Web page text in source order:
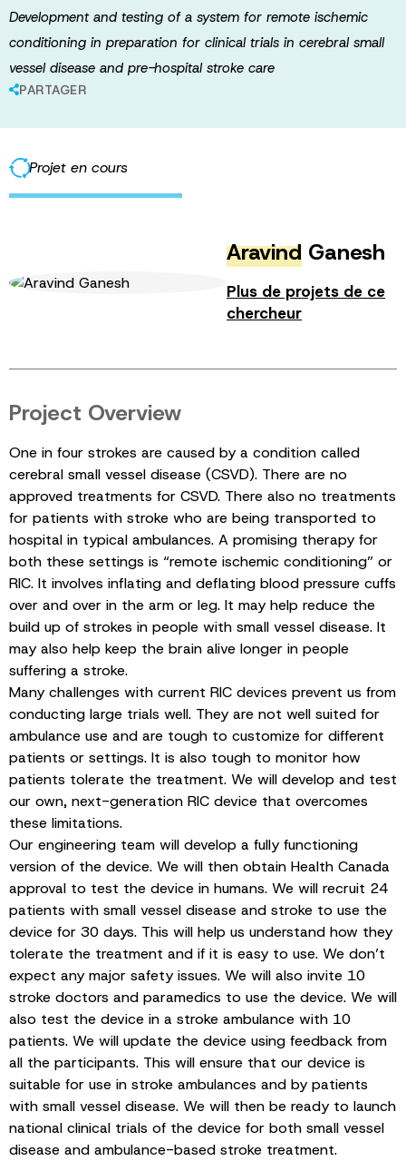
Development and testing of a system for remote ischemic
conditioning in preparation for clinical trials in cerebral small
vessel disease and pre-hospital stroke care
PARTAGER
Projet en cours
Aravind Ganesh
Plus de projets de ce
chercheur
Project Overview
One in four strokes are caused by a condition called
cerebral small vessel disease (CSVD). There are no
approved treatments for CSVD. There also no treatments
for patients with stroke who are being transported to
hospital in typical ambulances. A promising therapy for
both these settings is “remote ischemic conditioning” or
RIC. It involves inflating and deflating blood pressure cuffs
over and over in the arm or leg. It may help reduce the
build up of strokes in people with small vessel disease. It
may also help keep the brain alive longer in people
suffering a stroke.
Many challenges with current RIC devices prevent us from
conducting large trials well. They are not well suited for
ambulance use and are tough to customize for different
patients or settings. It is also tough to monitor how
patients tolerate the treatment. We will develop and test
our own, next-generation RIC device that overcomes
these limitations.
Our engineering team will develop a fully functioning
version of the device. We will then obtain Health Canada
approval to test the device in humans. We will recruit 24
patients with small vessel disease and stroke to use the
device for 30 days. This will help us understand how they
tolerate the treatment and if it is easy to use. We don’t
expect any major safety issues. We will also invite 10
stroke doctors and paramedics to use the device. We will
also test the device in a stroke ambulance with 10
patients. We will update the device using feedback from
all the participants. This will ensure that our device is
suitable for use in stroke ambulances and by patients
with small vessel disease. We will then be ready to launch
national clinical trials of the device for both small vessel
disease and ambulance-based stroke treatment.